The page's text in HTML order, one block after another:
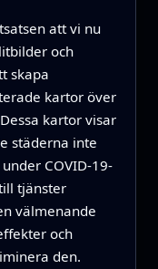
att vi nu
och
skapa
kartor över
kartor visar
städerna inte
COVID-19-
tjänster
välmenande
och
den.